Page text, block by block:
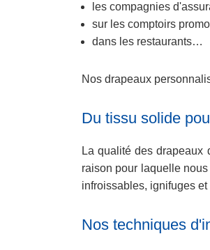
les compagnies
sur les comptoirs
dans les restaurants…
Nos drapeaux
Du tissu solide
La qualité des drapeaux
raison pour laquelle
infroissables, ignifuges
Nos techniques